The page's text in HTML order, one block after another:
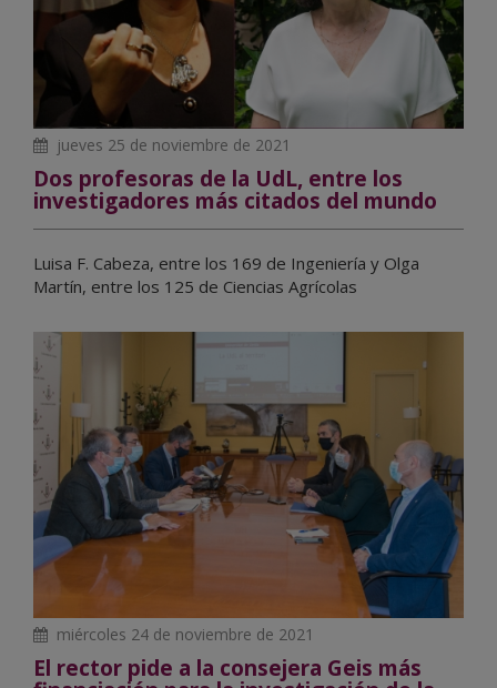
jueves 25 de noviembre de 2021
Dos profesoras de la UdL, entre los
investigadores más citados del mundo
Luisa F. Cabeza, entre los 169 de Ingeniería y Olga
Martín, entre los 125 de Ciencias Agrícolas
miércoles 24 de noviembre de 2021
El rector pide a la consejera Geis más